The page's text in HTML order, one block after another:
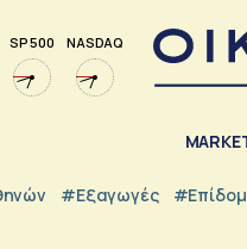
SP 500 NASDAQ
#εξαγωγές